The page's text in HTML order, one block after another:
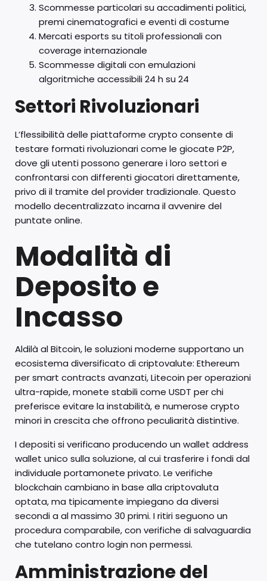
Scommesse particolari su accadimenti politici,
premi cinematografici e eventi di costume
Mercati esports su titoli professionali con
coverage internazionale
Scommesse digitali con emulazioni
algoritmiche accessibili 24 h su 24
Settori Rivoluzionari
L’flessibilità delle piattaforme crypto consente di
testare formati rivoluzionari come le giocate P2P,
dove gli utenti possono generare i loro settori e
confrontarsi con differenti giocatori direttamente,
privo di il tramite del provider tradizionale. Questo
modello decentralizzato incarna il avvenire del
puntate online.
Modalità di
Deposito e
Incasso
Aldilà al Bitcoin, le soluzioni moderne supportano un
ecosistema diversificato di criptovalute: Ethereum
per smart contracts avanzati, Litecoin per operazioni
ultra-rapide, monete stabili come USDT per chi
preferisce evitare la instabilità, e numerose crypto
minori in crescita che offrono peculiarità distintive.
I depositi si verificano producendo un wallet address
wallet unico sulla soluzione, al cui trasferire i fondi dal
individuale portamonete privato. Le verifiche
blockchain cambiano in base alla criptovaluta
optata, ma tipicamente impiegano da diversi
secondi a al massimo 30 primi. I ritiri seguono un
procedura comparabile, con verifiche di salvaguardia
che tutelano contro login non permessi.
Amministrazione del